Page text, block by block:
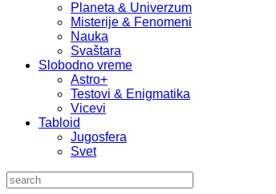
Planeta & Univerzum
Misterije & Fenomeni
Nauka
Svaštara
Slobodno vreme
Astro+
Testovi & Enigmatika
Vicevi
Tabloid
Jugosfera
Svet